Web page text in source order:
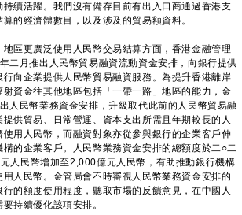
續活躍。我們沒有備存目前有出入口商通過香港支
的經濟體數目，以及涉及的貿易額資料。
更廣泛使用人民幣交易結算方面，香港金融管理
二月推出人民幣貿易融資流動資金安排，向銀行提供
向企業提供人民幣貿易融資服務。為提升香港離岸
射資金往其他地區包括「一帶一路」地區的能力，金
人民幣業務資金安排，升級取代此前的人民幣貿易融
供貿易、日常營運、資本支出所需且年期較長的人
使用人民幣，而融資對象亦從參與銀行的企業客戶伸
的企業客戶。人民幣業務資金安排的總額度於二○二
人民幣增加至2,000億元人民幣，有助推動銀行機構
人民幣。金管局會不時審視人民幣業務資金安排的
的額度使用程度，聽取市場的反饋意見，在中國人
持續優化該項安排。